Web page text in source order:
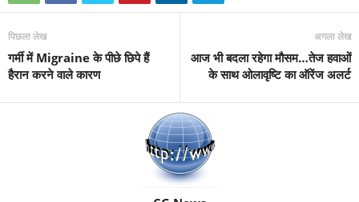
पिछला लेख
गर्मी में Migraine के पीछे छिपे हैं
हैरान करने वाले कारण
अगला लेख
आज भी बदला रहेगा मौसम…तेज हवाओं
के साथ ओलावृष्टि का ऑरेंज अलर्ट